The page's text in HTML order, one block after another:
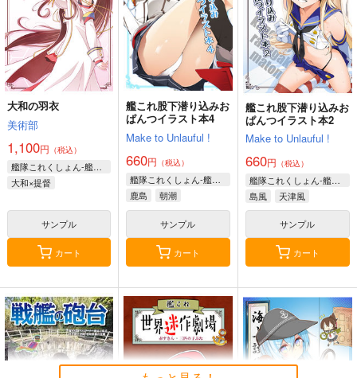
大和の羽衣
美術部
1,100円 （税込）
艦隊これくしょん-艦これ-
大和×提督
サンプル
カート
艦これ股下潜り込みお
ぱんつイラスト本4
Make to Unlauful !
660円 （税込）
艦隊これくしょん-艦これ-
鹿島
朝潮
サンプル
カート
艦これ股下潜り込みお
ぱんつイラスト本2
Make to Unlauful !
660円 （税込）
艦隊これくしょん-艦これ-
島風
天津風
サンプル
カート